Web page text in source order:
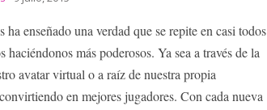
enseñado una verdad que se repite en casi todos
más poderosos. Ya sea a través de la
avatar virtual o a raíz de nuestra propia
en mejores jugadores. Con cada nueva